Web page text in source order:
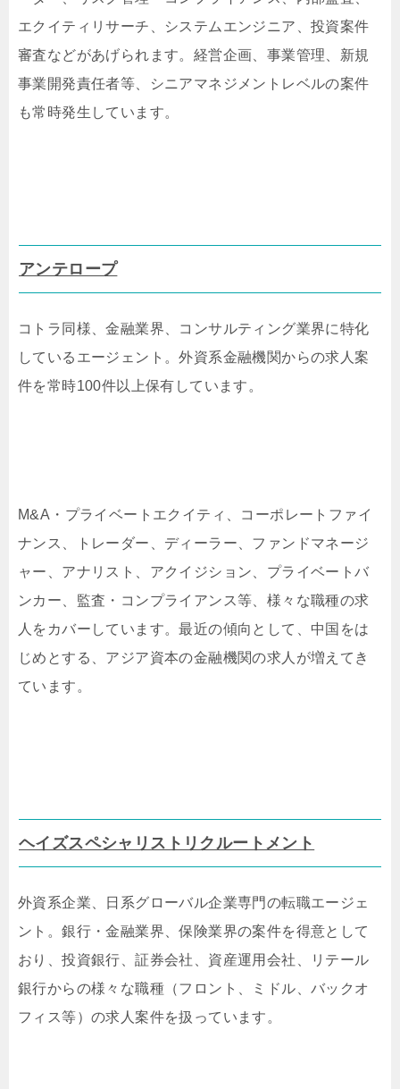
エクイティリサーチ、システムエンジニア、投資案件
審査などがあげられます。経営企画、事業管理、新規
事業開発責任者等、シニアマネジメントレベルの案件
も常時発生しています。
アンテロープ
コトラ同様、金融業界、コンサルティング業界に特化
しているエージェント。外資系金融機関からの求人案
件を常時100件以上保有しています。
M&A・プライベートエクイティ、コーポレートファイ
ナンス、トレーダー、ディーラー、ファンドマネージ
ャー、アナリスト、アクイジション、プライベートバ
ンカー、監査・コンプライアンス等、様々な職種の求
人をカバーしています。最近の傾向として、中国をは
じめとする、アジア資本の金融機関の求人が増えてき
ています。
ヘイズスペシャリストリクルートメント
外資系企業、日系グローバル企業専門の転職エージェ
ント。銀行・金融業界、保険業界の案件を得意として
おり、投資銀行、証券会社、資産運用会社、リテール
銀行からの様々な職種（フロント、ミドル、バックオ
フィス等）の求人案件を扱っています。